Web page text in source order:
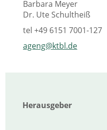
Barbara Meyer
Dr. Ute Schultheiß
tel+49 6151 7001-127
ageng@ktbl.de
Herausgeber